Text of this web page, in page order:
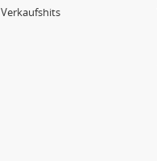
Verkaufshits